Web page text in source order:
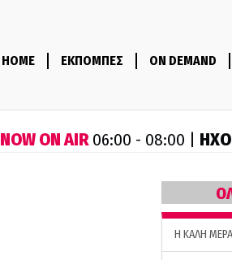
HOME ΕΚΠΟΜΠΕΣ ON DEMAND
NOW ON AIR06:00 - 08:00 |
H ΚΑΛΗ